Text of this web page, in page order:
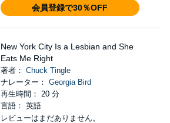
会員登録で30％OFF
New York City Is a Lesbian and She
Eats Me Right
著者： Chuck Tingle
ナレーター： Georgia Bird
再生時間： 20 分
言語： 英語
レビューはまだありません。